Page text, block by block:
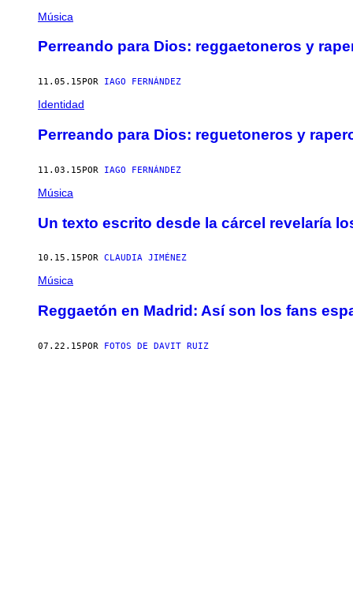
Música
Perreando para Dios: reggaetoneros y
11.05.15 POR IAGO FERNÁNDEZ
Identidad
Perreando para Dios: reguetoneros y
11.03.15POR IAGO FERNÁNDEZ
Música
Un texto escrito desde la cárcel revelaría
10.15.15 POR CLAUDIA JIMÉNEZ
Música
Reggaetón en Madrid: Así son los fans
07.22.15POR FOTOS DE DAVIT RUIZ